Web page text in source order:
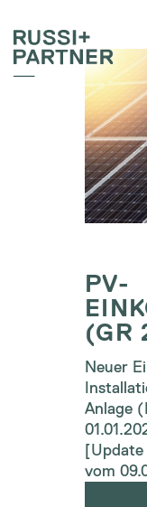
PV-
(GR
Neuer
Anlage
vom